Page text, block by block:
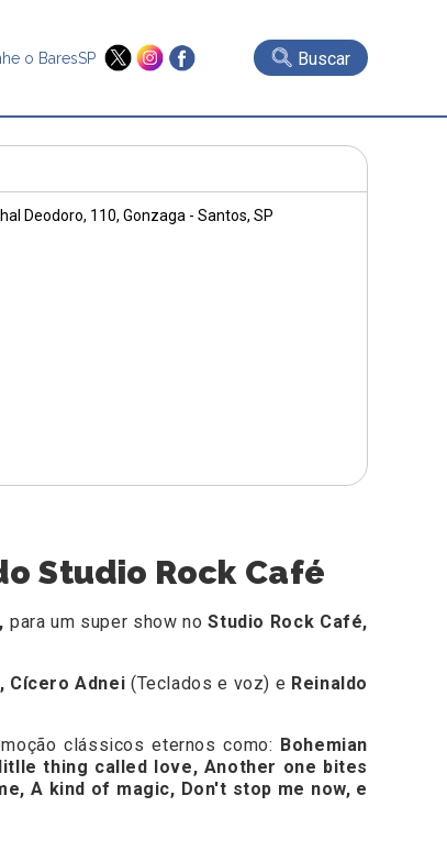
o BaresSP Buscar
Deodoro, 110, Gonzaga - Santos, SP
Studio Rock Café
para um super show noStudio Rock Café,
, Cícero Adnei(Teclados e voz) e Reinaldo
clássicos eternos como: Bohemian
thing called love, Another one bites
A kind of magic, Don't stop me now, e